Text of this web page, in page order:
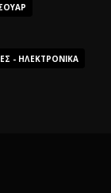
- ΗΛΕΚΤΡΟΝΙΚΆ